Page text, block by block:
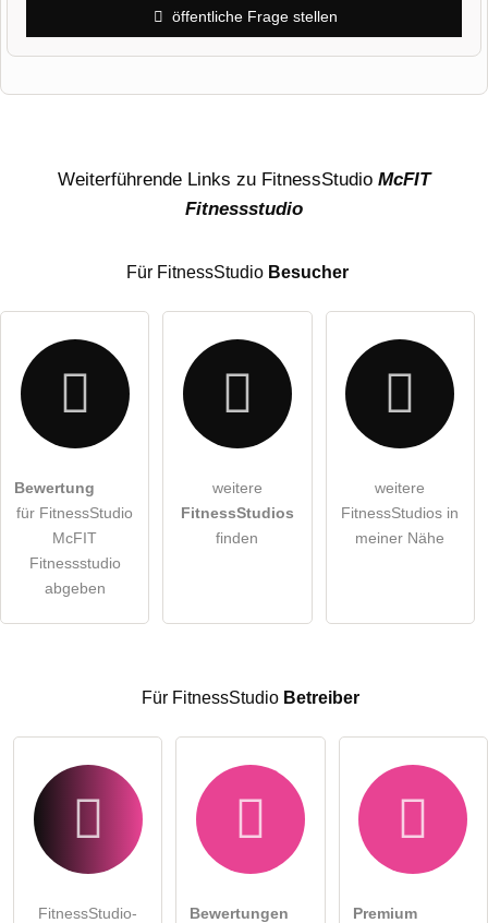
öffentliche Frage stellen
DieDatenschutzerklärunghabe ich zur Kenntnis genommen.
öffentliche Frage stellen
FitnessStudio-Eintrag zu stellen.
Weiterführende Links zu FitnessStudio McFIT
Fitnessstudio
Für FitnessStudio Besucher
Bewertung
für FitnessStudio
McFIT
Fitnessstudio
abgeben
weitere
FitnessStudios
finden
weitere
FitnessStudios in
meiner Nähe
Für FitnessStudio Betreiber
FitnessStudio-
Bewertungen
Premium